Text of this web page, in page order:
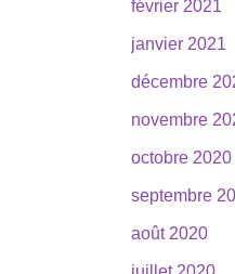
février 2021
janvier 2021
décembre
novembre
octobre 2020
septembre
août 2020